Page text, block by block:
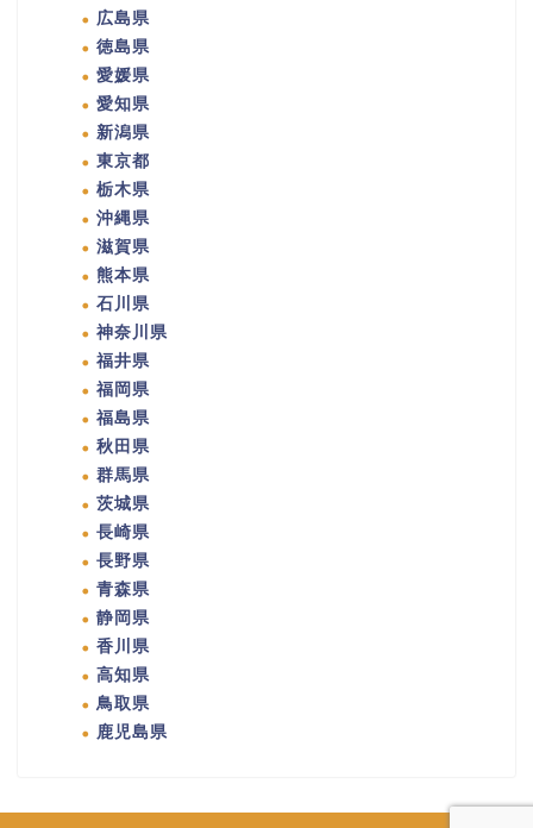
広島県
徳島県
愛媛県
愛知県
新潟県
東京都
栃木県
沖縄県
滋賀県
熊本県
石川県
神奈川県
福井県
福岡県
福島県
秋田県
群馬県
茨城県
長崎県
長野県
青森県
静岡県
香川県
高知県
鳥取県
鹿児島県